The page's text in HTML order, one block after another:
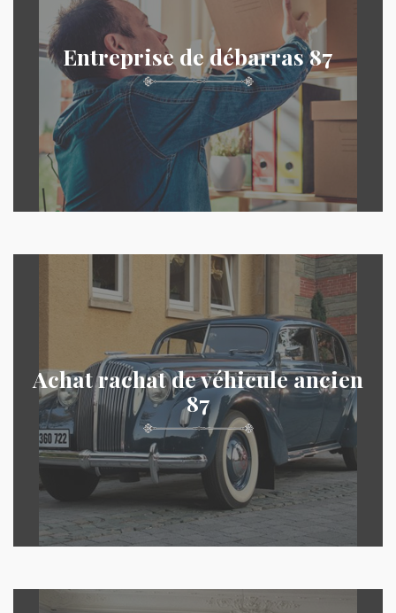
Entreprise de débarras 87
Achat rachat de véhicule ancien
87